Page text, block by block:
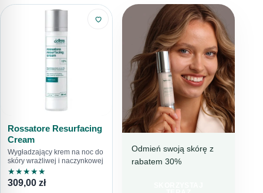
Rossatore Resurfacing
Cream
Wygładzający krem na noc do
skóry wrażliwej i naczynkowej
★★★★★
309,00 zł
NAWILŻENIE I
Odmień swoją skórę z
rabatem 30%